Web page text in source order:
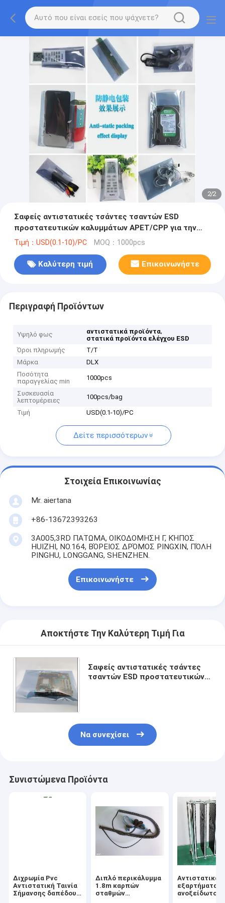
2/2
Σαφείς αντιστατικές τσάντες τσαντών ESD
προστατευτικών καλυμμάτων APET/CPP για την
ηλεκτρονική 0.075mm
Τιμή：USD(0.1-10)/PC MOQ：1000pcs
Καλύτερη τιμή Επικοινωνήστε
Περιγραφή Προϊόντων
Υψηλό φως αντιστατικά προϊόντα,
στατικά προϊόντα ελέγχου ESD
Όροι πληρωμής
T/T
Μάρκα
DLX
Ποσότητα
παραγγελίας min
1000pcs
Συσκευασία
λεπτομέρειες
100pcs/bag
Τιμή USD(0.1-10)/PC
Δείτε περισσότερων
Στοιχεία Επικοινωνίας
Mr. aiertana
+86-13672393263
3A005,3RD ΠΑΤΩΜΑ, ΟΙΚΟΔΟΜΗΣΗ Γ, ΚΉΠΟΣ
HUIZHI, NO.164, ΒΌΡΕΙΟΣ ΔΡΌΜΟΣ PINGXIN, ΠΌΛΗ
PINGHU, LONGGANG, SHENZHEN.
Επικοινωνήστε
Αποκτήστε Την Καλύτερη Τιμή Για
Σαφείς αντιστατικές τσάντες
τσαντών ESD προστατευτικών
Να συνεχίσει
Συνιστώμενα Προϊόντα
Διχρωμία Pvc
Αντιστατική Ταινία
Σήμανσης δαπέδου
Διπλό περικάλυμμα
1.8m καρπών
σταθμών
Αντιστατικά
εξαρτήματα
ανοξείδωτου,